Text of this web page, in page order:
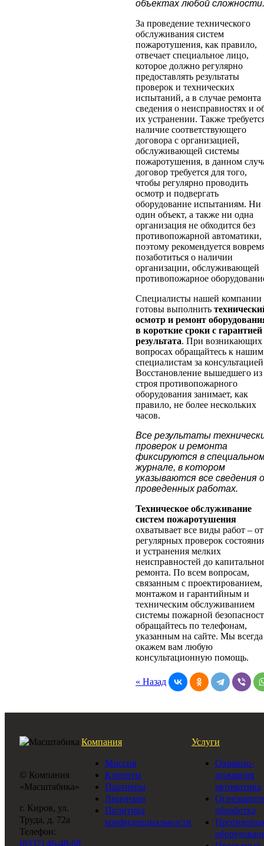
объектах любой сложности.
За проведение технического
обслуживания систем
пожаротушения, как правило,
отвечает специальное лицо,
которое должно регулярно
предоставлять результаты
проверок и технических
испытаний, а в случае ремонта
сведения о неисправностях и
их устранении. Также
наличие соответствующего
договора с организацией,
обслуживающей системы
пожаротушения, в данном
договор требуется для того,
чтобы регулярно проводить
осмотр и подвергать
оборудование испытаниям. Ни
один объект, а также ни одна
организация не обходится без
противопожарной автоматики,
поэтому рекомендуется
позаботиться о наличии
организации, обслуживающей
противопожарное
Специалисты нашей компании
готовы выполнить
осмотр и ремонт
в короткие сроки с гарантией
результата. При возникающих
вопросах обращайтесь к нашим
специалистам за
Восстановление вышедшего из
строя противопожарного
оборудования занимает, как
правило, не более нескольких
часов.
Все результаты
проверок и ремонта
фиксируются в
журнале, в котором
указываются все сведения о
проведенных работах.
Техническое обслуживание
систем пожаротушения
охватывает все виды работ – от
регулярных проверок
и устранения мелких
неисправностей до
ремонта. По всем вопросам,
связанным с проектированием,
монтажом и гарантийным и
техническим обслуживанием
системы пожарной
обращайтесь по телефонам,
указанным на сайте. Мы всегда
окажем вам любую
консультационную помощь.
« Назад
© Компания
«Масштабика»
г. Киров, ул.
Труда, д. 72а
Телефон:
(8332) 46-48-68
Компания
Миссия
Клиенты
Партнеры
Лицензии
Политика
конфиденциальности
Услуги
Охранно-
пожарная
автоматика
обработка